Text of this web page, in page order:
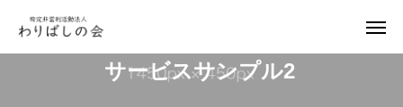
サービスサンプル2